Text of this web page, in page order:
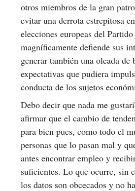
otros miembros de la gran
evitar una derrota estrepitosa
elecciones europeas del
magníficamente defiende sus
generar también una oleada de
expectativas que pudiera
conducta de los sujetos
Debo decir que nada me
afirmar que el cambio de
para bien pues, como todo el
personas que lo pasan mal y
antes encontrar empleo y
suficientes. Lo que ocurre, sin
los datos son obcecados y no